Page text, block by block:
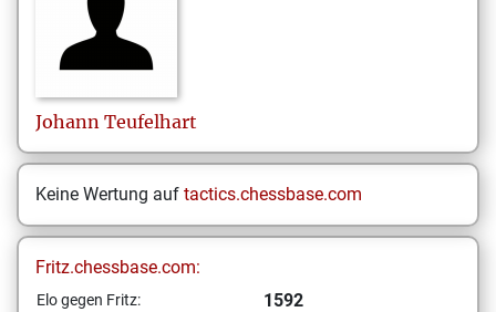
Johann Teufelhart
Keine Wertung auf tactics.chessbase.com
Fritz.chessbase.com:
Elo gegen Fritz: 1592